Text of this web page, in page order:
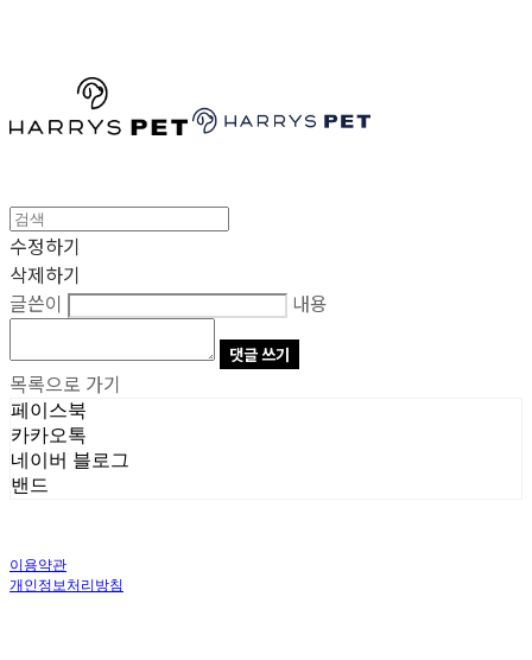
수정하기
삭제하기
글쓴이
내용
댓글 쓰기
목록으로 가기
페이스북
카카오톡
네이버 블로그
밴드
이용약관
개인정보처리방침